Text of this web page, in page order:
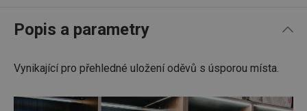
Popis a parametry
Vynikající pro přehledné uložení oděvů s úsporou místa.